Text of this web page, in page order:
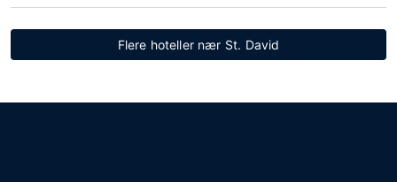
Flere hoteller nær St. David